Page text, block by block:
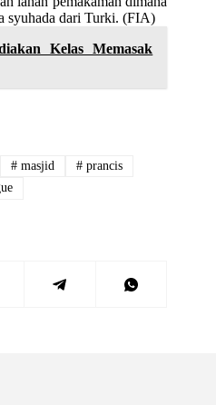
syuhada dari Turki. (FIA)
Kelas Memasak
# masjid # prancis